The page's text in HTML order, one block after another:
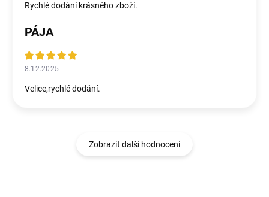
Rychlé dodání krásného zboží.
PÁJA
8.12.2025
Velice,rychlé dodání.
Zobrazit další hodnocení